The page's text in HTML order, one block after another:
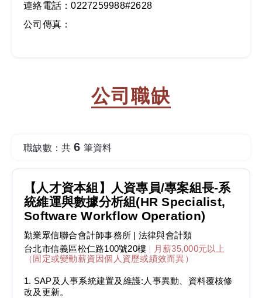
連絡電話：0227259988#2628
公司傳真：
公司職缺
職缺數：共 6 筆資料
【人才資本組】人資專員/專案組長-系
統維運與數據分析組(HR Specialist,
Software Workflow Operation)
勤業眾信聯合會計師事務所 | 法律與會計類
台北市信義區松仁路100號20樓
月薪35,000元以上
（固定或變動薪資因個人資歷或績效而異）
1. SAP及人事系統建置及維護:人事異動、資料覆核修
改及更新。